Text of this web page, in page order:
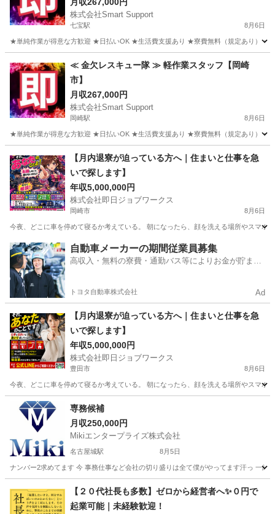
株式会社Smart Support
七宝駅 8月6日
★単純作業が得意な方歓迎 ★日払いOK ★生活費支援あり ★寮費無料（規定あり） ★
七宝駅 その他 単純作業
≪ 金欠レスキュー隊 ≫ 軽作業スタッフ【岡崎
市】
月収267,000円
株式会社Smart Support
岡崎駅 8月6日
★単純作業が得意な方歓迎 ★日払いOK ★生活費支援あり ★寮費無料（規定あり） ★
岡崎駅 その他 単純作業
【月内退寮が迫っている方へ｜住まいと仕事を急
いで探します】
年収5,000,000円
株式会社即日ジョブワークス
岡崎市 8月6日
今夜、どこに車を停めて寝るか考えている。 朝になったら、顔を洗える場所やスマ
愛知 岡崎市 その他 未経験
自動車メーカーの期間従業員募集
高収入・無料の寮費・通勤バス等によりお金が貯まり
トヨタ自動車株式会社 Ad
【月内退寮が迫っている方へ｜住まいと仕事を急
いで探します】
年収5,000,000円
株式会社即日ジョブワークス
豊田市 8月6日
今夜、どこに車を停めて寝るか考えている。 朝になったら、顔を洗える場所やスマ
愛知 豊田市 その他
専務候補
月収250,000円
Mikiエンタープライズ株式会社
名古屋城駅 8月5日
ナンバー2求めてます 今 事務仕事など会社の切り盛りは全て僕がやってます汗っ 一
名古屋城駅 その他
【２０代社長も多数】ゼロから経営者へ✨０円で
起業可能｜未経験歓迎！